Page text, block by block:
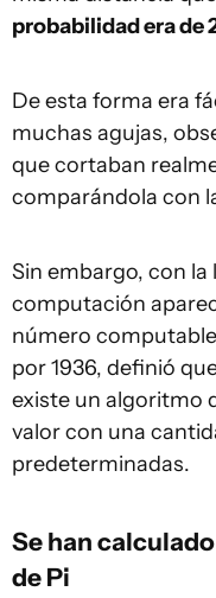
probabilidad era de
De esta forma era
muchas agujas,
que cortaban
comparándola con
Sin embargo, con la
computación
número
por 1936, definió
existe un algoritmo
valor con una
predeterminadas.
Se han
de Pi